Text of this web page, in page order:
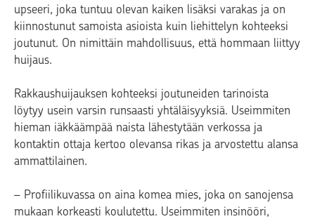
upseeri, joka tuntuu olevan kaiken lisäksi varakas ja on
kiinnostunut samoista asioista kuin liehittelyn kohteeksi
joutunut. On nimittäin mahdollisuus, että hommaan liittyy
huijaus.
Rakkaushuijauksen kohteeksi joutuneiden tarinoista
löytyy usein varsin runsaasti yhtäläisyyksiä. Useimmiten
hieman iäkkäämpää naista lähestytään verkossa ja
kontaktin ottaja kertoo olevansa rikas ja arvostettu alansa
ammattilainen.
– Profiilikuvassa on aina komea mies, joka on sanojensa
mukaan korkeasti koulutettu. Useimmiten insinööri,